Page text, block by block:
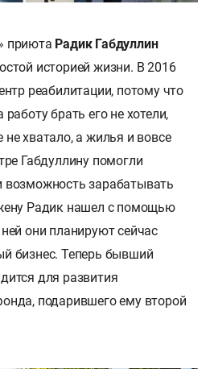
приюта Радик Габдуллин
историей жизни. В 2016
реабилитации, потому что
брать его не хотели,
хватало, а жилья и вовсе
Габдуллину помогли
зарабатывать
Радик нашел с помощью
они планируют сейчас
бизнес. Теперь бывший
для развития
подарившего ему второй